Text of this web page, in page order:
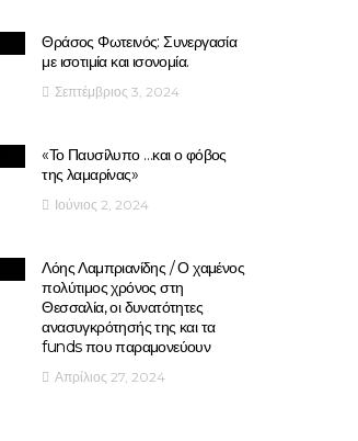
Θράσος Φωτεινός: Συνεργασία
με ισοτιμία και ισονομία.
Σεπτέμβριος 3, 2024
«Το Παυσίλυπο …και ο φόβος
της λαμαρίνας»
Ιούνιος 2, 2024
Λόης Λαμπριανίδης / Ο χαμένος
πολύτιμος χρόνος στη
Θεσσαλία, οι δυνατότητες
ανασυγκρότησής της και τα
funds που παραμονεύουν
Απρίλιος 27, 2024